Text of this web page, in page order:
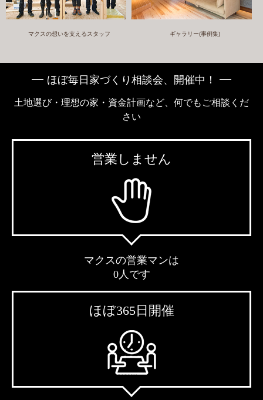
マクスの想いを支えるスタッフ ギャラリー(事例集)
ほぼ毎日家づくり相談会、開催中！
土地選び・理想の家・資金計画など、何でもご相談くだ
さい
営業しません
マクスの営業マンは
0人です
ほぼ365日開催